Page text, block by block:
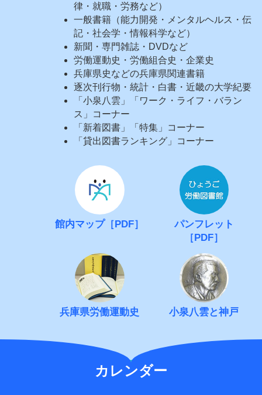
律・就職・労務など）
一般書籍（能力開発・メンタルヘルス・伝
記・社会学・情報科学など）
新聞・専門雑誌・DVDなど
労働運動史・労働組合史・企業史
兵庫県史などの兵庫県関連書籍
逐次刊行物・統計・白書・近畿の大学紀要
「小泉八雲」「ワーク・ライフ・バラン
ス」コーナー
「新着図書」「特集」コーナー
「貸出図書ランキング」コーナー
館内マップ［PDF］
パンフレット
［PDF］
兵庫県労働運動史 小泉八雲と神戸
カレンダー